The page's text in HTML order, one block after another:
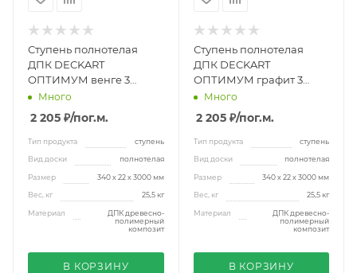
Ступень полнотелая
ДПК DECKART
ОПТИМУМ венге 3
метра
Много
2 205 ₽/пог.м.
Тип продукта ступень
Вид доски полнотелая
Размер 340 х 22 х 3000 мм
Вес, кг 25,5 кг
Материал
ДПК древесно-
полимерный
композит
В КОРЗИНУ
Ступень полнотелая
ДПК DECKART
ОПТИМУМ графит 3
метра
Много
2 205 ₽/пог.м.
Тип продукта ступень
Вид доски полнотелая
Размер 340 х 22 х 3000 мм
Вес, кг 25,5 кг
Материал
ДПК древесно-
полимерный
композит
В КОРЗИНУ